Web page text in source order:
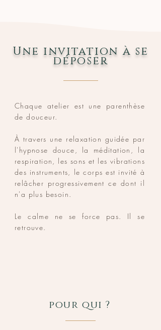
Une invitation à se
déposer
Chaque atelier est une parenthèse
de douceur.
À travers une relaxation guidée par
l'hypnose douce, la méditation, la
respiration, les sons et les vibrations
des instruments, le corps est invité à
relâcher progressivement ce dont il
n'a plus besoin.
Le calme ne se force pas. Il se
retrouve.
pour qui ?